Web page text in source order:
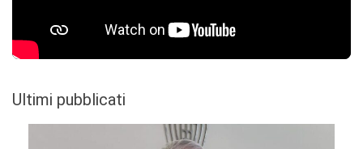
Ultimi pubblicati